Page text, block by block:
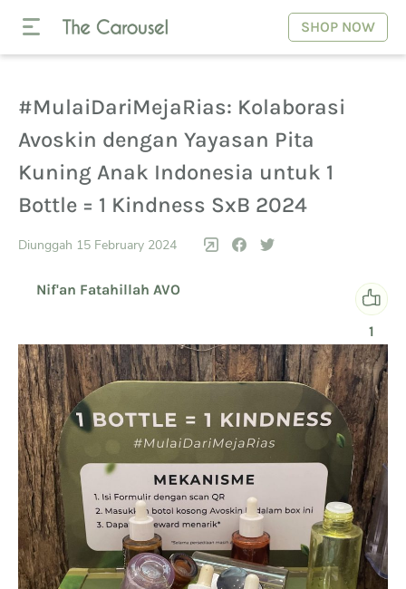
SHOP NOW
#MulaiDariMejaRias: Kolaborasi
Avoskin dengan Yayasan Pita
Kuning Anak Indonesia untuk 1
Bottle = 1 Kindness SxB 2024
Diunggah 15 February 2024
Nif'an Fatahillah AVO
1